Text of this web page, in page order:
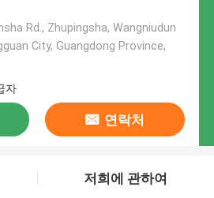
Rd., Zhupingsha, Wangniudun
City, Guangdong Province,
자
연락처
저희에 관하여